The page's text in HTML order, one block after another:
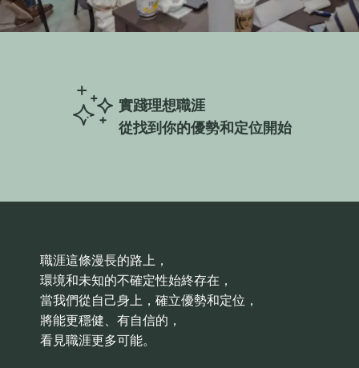
實踐理想職涯
從找到你的優勢和定位開始
職涯這條漫長的路上，
環境和未知的不確定性始終存在，
當我們從自己身上，確立優勢和定位，
將能更穩健、有自信的，
看見職涯更多可能。